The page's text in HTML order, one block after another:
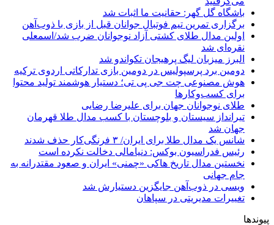
باشگاه گل گهر: حقانیت ما اثبات شد
برگزاری تمرین تیم فوتبال جوانان قبل از بازی با ذوب‌آهن
اولین مدال طلای کشتی آزاد نوجوانان ضرب شد/اسمعلی
نقره‌ای شد
البرز میزبان لیگ پرهیجان تکواندو شد
دومین برد پرسپولیس در دومین بازی تدارکاتی اردوی ترکیه
هوش مصنوعی چت جی پی تی؛ دستیار هوشمند تولید محتوا
برای کسب‌وکارها
طلای نوجوانان جهان برای علیرضا رضایی
تیرانداز سیستان و بلوچستان با کسب مدال طلا قهرمان
جهان شد
شانس یک مدال طلا برای ایران/ ۳ فرنگی‌کار حذف شدند
رئیس فدراسیون بوکس: دنیامالی دخالت نکرده است
نخستین مدال تاریخ هاکی «چمنی» ایران و صعود مقتدرانه به
جام جهانی
ویسی در ذوب‌آهن جایگزین دستیارش شد
تغییرات مدیریتی در سپاهان
پیوندها